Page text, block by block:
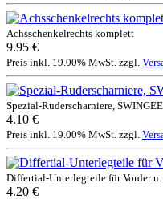
Achsschenkelrechts komplett
9.95 €
Preis inkl. 19.00% MwSt. zzgl.
Spezial-Ruderscharniere, SWINGEE
4.10 €
Preis inkl. 19.00% MwSt. zzgl.
Differtial-Unterlegteile für Vorder u.
4.20 €